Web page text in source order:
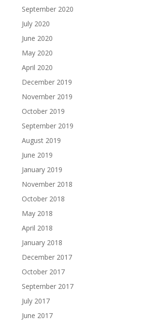
September 2020
July 2020
June 2020
May 2020
April 2020
December 2019
November 2019
October 2019
September 2019
August 2019
June 2019
January 2019
November 2018
October 2018
May 2018
April 2018
January 2018
December 2017
October 2017
September 2017
July 2017
June 2017